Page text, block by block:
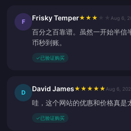
F Frisky Temper★ ★ ★ Aug 6,
百分之百靠谱。虽然一开始半信
币秒到账。
✓已验证购买
D David James★ ★ ★ ★ ★ Aug 6,
哇，这个网站的优惠和价格真是
✓已验证购买